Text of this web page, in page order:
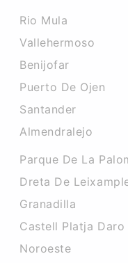
Rio Mula
Vallehermoso
Benijofar
Puerto De Ojen
Santander
Almendralejo
Parque De La
Dreta De
Granadilla
Castell Platja Daro
Noroeste